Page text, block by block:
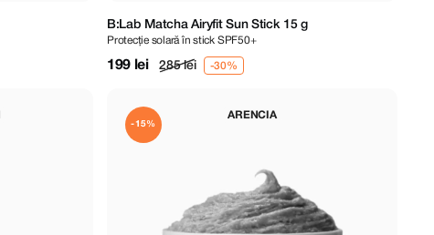
B:Lab Matcha Airyfit Sun Stick 15 g
Protecție solară în stick SPF50+
199 lei 285 lei
ARENCIA
-15%